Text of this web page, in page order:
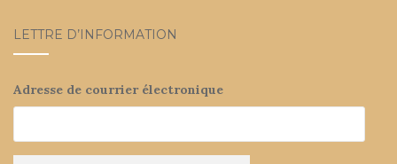
LETTRE D’INFORMATION
Adresse de courrier électronique